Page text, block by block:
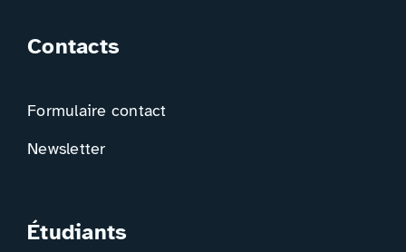
Contacts
Formulaire contact
Newsletter
Étudiants